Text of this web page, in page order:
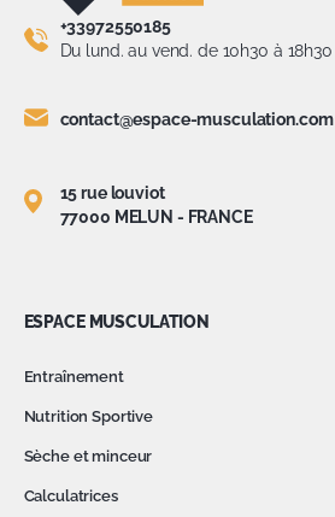
+33972550185
Du lund. au vend. de 10h30 à 18h30
contact@espace-musculation.com
15 rue louviot
77000 MELUN - FRANCE
ESPACE MUSCULATION
Entraînement
Nutrition Sportive
Sèche et minceur
Calculatrices